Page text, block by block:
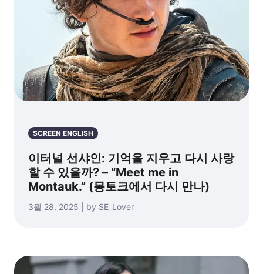
SCREEN ENGLISH
이터널 선샤인: 기억을 지우고 다시 사랑
할 수 있을까? – “Meet me in
Montauk.” (몽토크에서 다시 만나)
3월 28, 2025 | by SE_Lover